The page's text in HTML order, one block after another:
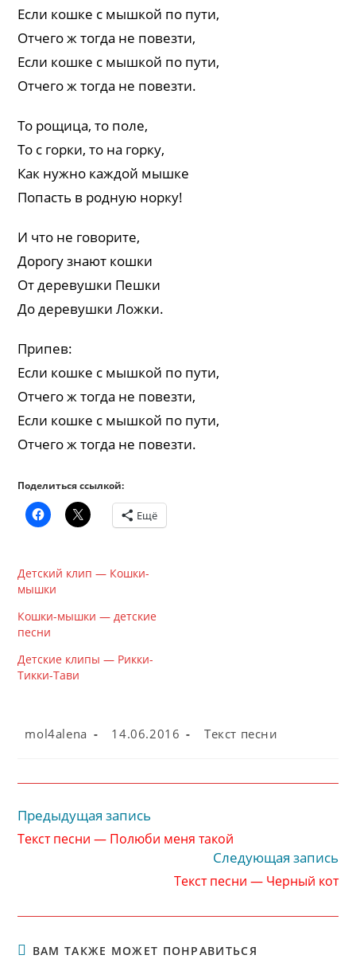
Если кошке с мышкой по пути,
Отчего ж тогда не повезти,
Если кошке с мышкой по пути,
Отчего ж тогда не повезти.
То рощица, то поле,
То с горки, то на горку,
Как нужно каждой мышке
Попасть в родную норку!
И что не говорите,
Дорогу знают кошки
От деревушки Пешки
До деревушки Ложки.
Припев:
Если кошке с мышкой по пути,
Отчего ж тогда не повезти,
Если кошке с мышкой по пути,
Отчего ж тогда не повезти.
Поделиться ссылкой:
Ещё
Детский клип — Кошки-
мышки
Кошки-мышки — детские
песни
Детские клипы — Рикки-
Тикки-Тави
Автор
mol4alena
Запись
14.06.2016
Рубрика
Текст песни
Читать
статьи
Предыдущая запись
Текст песни — Полюби меня такой
Следующая запись
Текст песни — Черный кот
ВАМ ТАКЖЕ МОЖЕТ ПОНРАВИТЬСЯ